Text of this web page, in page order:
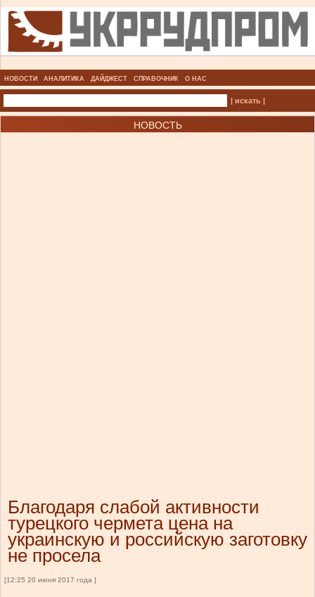
НОВОСТИ АНАЛИТИКА ДАЙДЖЕСТ СПРАВОЧНИК О НАС
| искать |
НОВОСТЬ
Благодаря слабой активности
турецкого чермета цена на
украинскую и российскую заготовку
не просела
[12:25 20 июня 2017 года ]